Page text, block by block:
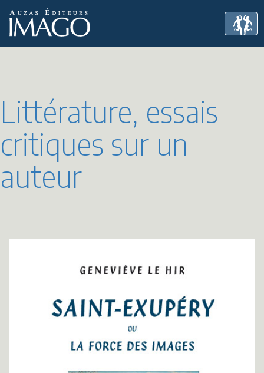
Littérature, essais
critiques sur un
auteur